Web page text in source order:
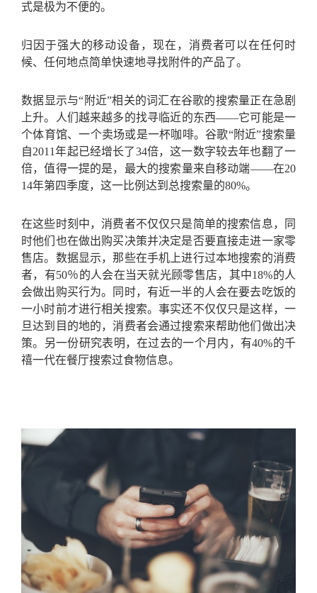
式是极为不便的。
归因于强大的移动设备，现在，消费者可以在任何时
候、任何地点简单快速地寻找附件的产品了。
数据显示与“附近”相关的词汇在谷歌的搜索量正在急剧
上升。人们越来越多的找寻临近的东西――它可能是一
个体育馆、一个卖场或是一杯咖啡。谷歌“附近”搜索量
自2011年起已经增长了34倍，这一数字较去年也翻了一
倍，值得一提的是，最大的搜索量来自移动端――在20
14年第四季度，这一比例达到总搜索量的80%。
在这些时刻中，消费者不仅仅只是简单的搜索信息，同
时他们也在做出购买决策并决定是否要直接走进一家零
售店。数据显示，那些在手机上进行过本地搜索的消费
者，有50％的人会在当天就光顾零售店，其中18%的人
会做出购买行为。同时，有近一半的人会在要去吃饭的
一小时前才进行相关搜索。事实还不仅仅只是这样，一
旦达到目的地的，消费者会通过搜索来帮助他们做出决
策。另一份研究表明，在过去的一个月内，有40%的千
禧一代在餐厅搜索过食物信息。